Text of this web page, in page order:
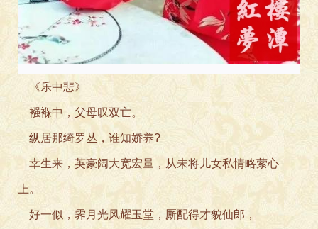
《乐中悲》
襁褓中，父母叹双亡。
纵居那绮罗丛，谁知娇养?
幸生来，英豪阔大宽宏量，从未将儿女私情略萦心
上。
好一似，霁月光风耀玉堂，厮配得才貌仙郎，